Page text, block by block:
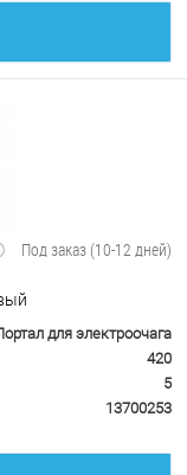
Под заказ (10-12 дней)
для электроочага
420
5
13700253